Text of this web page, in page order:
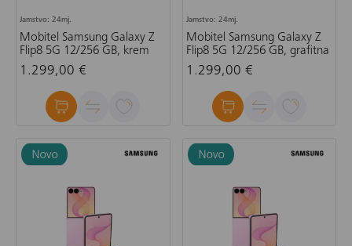
Jamstvo: 24mj.
Mobitel Samsung Galaxy Z
Flip8 5G 12/256 GB, krem
1.299,00 €
Jamstvo: 24mj.
Mobitel Samsung Galaxy Z
Flip8 5G 12/256 GB, grafitna
1.299,00 €